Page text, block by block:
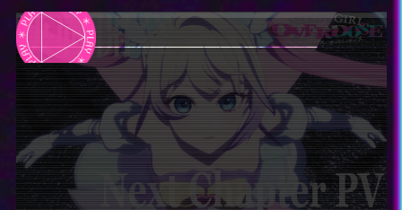
スナー」または「#カラマリスナー」を付けたまま、Xにてご投稿く
ださい。ハッシュタグがない場合は、応募対象外とさせていただき
ます。
運営上、投稿内容が適切でないと当社が判断した場合には、削除要
請、または不適切な行為としてX社に報告させていただく可能性が
ございます。
応募資格
本キャンペーンへのご応募には、Xへの登録（無料）が必要です。
お一人さまで何度でも応募可能ですが、本キャンペーン内での重複